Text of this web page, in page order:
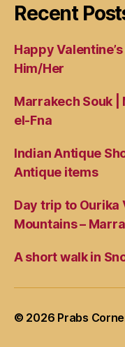
Recent
Happy
Him/Her
Marrakech Souk
el-Fna
Indian Antique
Antique items
Day trip to Ourika
Mountains –
A short walk in
© 2026 Prabs